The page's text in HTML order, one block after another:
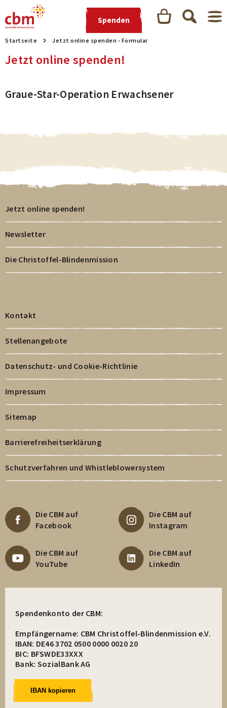
Spenden
Startseite Jetzt online spenden - Formular
Jetzt online spenden!
Graue-Star-Operation Erwachsener
Jetzt online spenden!
Newsletter
Die Christoffel-Blindenmission
Kontakt
Stellenangebote
Datenschutz- und Cookie-Richtlinie
Impressum
Sitemap
Barrierefreiheitserklärung
Schutzverfahren und Whistleblowersystem
Die CBM auf
Facebook
Die CBM auf
Instagram
Die CBM auf
YouTube
Die CBM auf
LinkedIn
Spendenkonto der CBM:
Empfängername: CBM Christoffel-Blindenmission e.V.
IBAN: DE46 3702 0500 0000 0020 20
BIC: BFSWDE33XXX
Bank: SozialBank AG
IBAN kopieren